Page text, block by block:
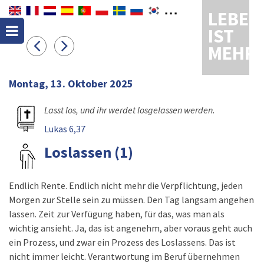
LEBEN
IST
MEHR
Montag, 13. Oktober 2025
Lasst los, und ihr werdet losgelassen werden.
Lukas 6,37
Loslassen (1)
Endlich Rente. Endlich nicht mehr die Verpflichtung, jeden
Morgen zur Stelle sein zu müssen. Den Tag langsam angehen
lassen. Zeit zur Verfügung haben, für das, was man als
wichtig ansieht. Ja, das ist angenehm, aber voraus geht auch
ein Prozess, und zwar ein Prozess des Loslassens. Das ist
nicht immer leicht. Verantwortung im Beruf übernehmen